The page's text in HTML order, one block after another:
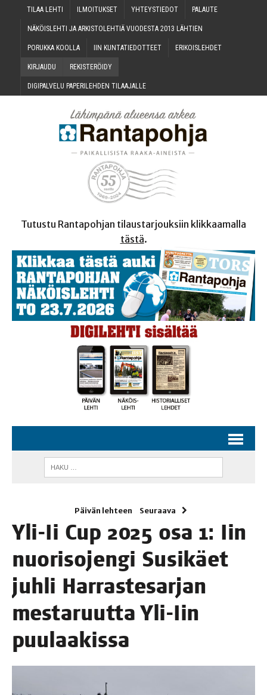
TILAA LEH­TI ILMOI­TUK­SET YHTEYS­TIE­DOT PALAU­TE
NÄKÖIS­LEH­TI JA ARKIS­TO­LEH­TIÄ VUO­DES­TA 2013 LÄHTIEN
PORUK­KA KOOLLA IIN KUN­TA­TIE­DOT­TEET ERI­KOIS­LEH­DET
KIR­JAU­DU REKIS­TE­RÖI­DY
DIGI­PAL­VE­LU PAPE­RI­LEH­DEN TILAAJALLE
Tutustu Rantapohjan tilaustarjouksiin klikkaamalla
tästä.
Päivän lehteen Seuraava
Yli-Ii Cup 2025 osa 1: Iin
nuo­ri­so­jen­gi Susi­käet
juh­li Har­ras­te­sar­jan
mes­ta­ruut­ta Yli-Iin
puulaakissa